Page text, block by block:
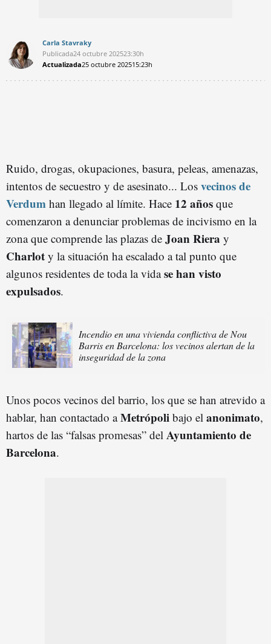
Carla Stavraky
Publicada24 octubre 202523:30h
Actualizada25 octubre 202515:23h
Ruido, drogas, okupaciones, basura, peleas, amenazas,
intentos de secuestro y de asesinato... Los vecinos de
Verdum han llegado al límite. Hace 12 años que
comenzaron a denunciar problemas de incivismo en la
zona que comprende las plazas de Joan Riera y
Charlot y la situación ha escalado a tal punto que
algunos residentes de toda la vidase han visto
expulsados.
Incendio en una vivienda conflictiva de Nou
Barris en Barcelona: los vecinos alertan de la
inseguridad de la zona
Unos pocos vecinos del barrio, los que se han atrevido a
hablar, han contactado aMetrópoli bajo el anonimato,
hartos de las “falsas promesas” del Ayuntamiento de
Barcelona.